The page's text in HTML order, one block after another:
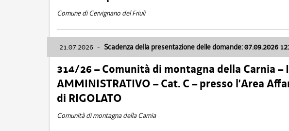
Comune di Cervignano del Friuli
21.07.2026 - Scadenza della presentazione delle domande: 07.09.2026
314/26 – Comunità di montagna della Carnia –
AMMINISTRATIVO – Cat. C – presso l’Area
di RIGOLATO
Comunità di montagna della Carnia